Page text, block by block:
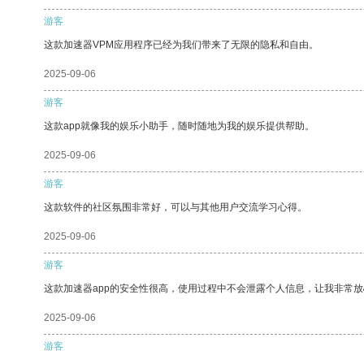
游客
这款加速器VPM应用程序已经为我们带来了无限的隐私和自由。
2025-09-06
游客
这款app就像我的娱乐小助手，随时随地为我的娱乐提供帮助。
2025-09-06
游客
这款软件的社区氛围非常好，可以与其他用户交流学习心得。
2025-09-06
游客
这款加速器app的安全性很高，使用过程中不会泄露个人信息，让我非常
2025-09-06
游客